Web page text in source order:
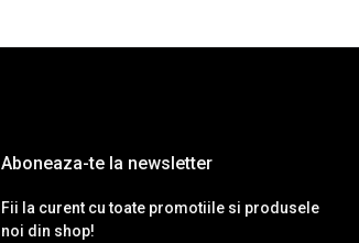
Aboneaza-te la newsletter
Fii la curent cu toate promotiile si produsele
noi din shop!